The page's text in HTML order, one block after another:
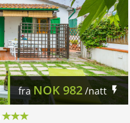
fra NOK 982/natt